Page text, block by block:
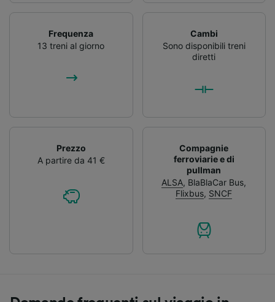
Frequenza
13 treni al giorno
Cambi
Sono disponibili treni
diretti
Prezzo
A partire da 41 €
Compagnie
ferroviarie e di
pullman
ALSA, BlaBlaCar Bus,
Flixbus, SNCF